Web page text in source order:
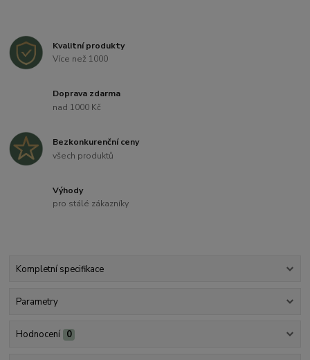
Kvalitní produkty
Více než 1000
Doprava zdarma
nad 1000 Kč
Bezkonkurenční ceny
všech produktů
Výhody
pro stálé zákazníky
Kompletní specifikace
Parametry
Hodnocení 0